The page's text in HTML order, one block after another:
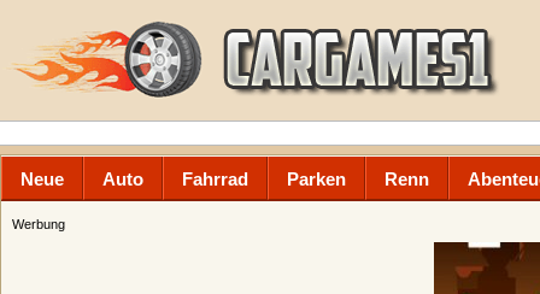
Neue Auto Fahrrad Parken Renn
Werbung